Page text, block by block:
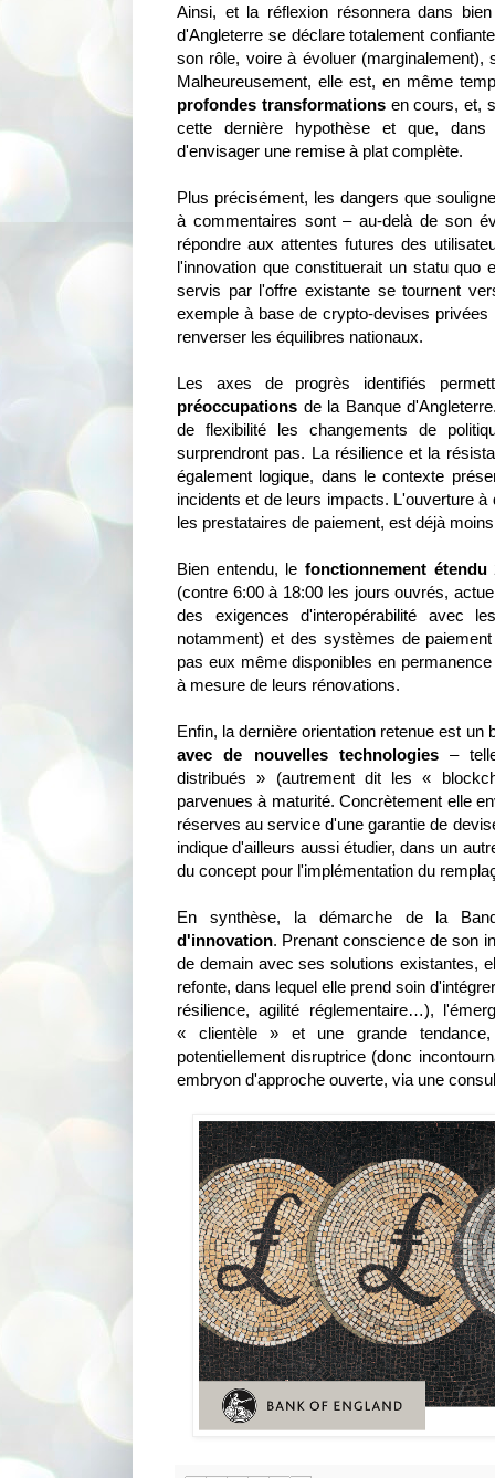
Ainsi, et la réflexion résonnera dans
d'Angleterre se déclare totalement
son rôle, voire à évoluer (marginalement),
Malheureusement, elle est, en même
profondes transformationsen cours, et,
cette dernière hypothèse et que,
d'envisager une remise à plat complète.
Plus précisément, les dangers que
à commentaires sont – au-delà de son
répondre aux attentes futures des
l'innovation que constituerait un statu quo
servis par l'offre existante se tournent
exemple à base de crypto-devises
renverser les équilibres nationaux.
Les axes de progrès identifiés
préoccupations de la Banque
de flexibilité les changements de
surprendront pas. La résilience et la
également logique, dans le contexte
incidents et de leurs impacts. L'ouverture
les prestataires de paiement, est déjà
Bien entendu, lefonctionnement étendu
(contre 6:00 à 18:00 les jours ouvrés,
des exigences d'interopérabilité avec
notamment) et des systèmes de
pas eux même disponibles en
à mesure de leurs rénovations.
Enfin, la dernière orientation retenue est un
avec de nouvelles technologies–
distribués » (autrement dit les «
parvenues à maturité. Concrètement elle
réserves au service d'une garantie de
indique d'ailleurs aussi étudier, dans un
du concept pour l'implémentation du
En synthèse, la démarche de la
d'innovation. Prenant conscience de son
de demain avec ses solutions existantes,
refonte, dans lequel elle prend soin
résilience, agilité réglementaire…),
« clientèle » et une grande
potentiellement disruptrice (donc
embryon d'approche ouverte, via une